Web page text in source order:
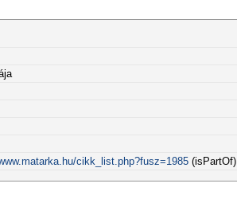
cikk_list.php?fusz=1985(isPartOf)